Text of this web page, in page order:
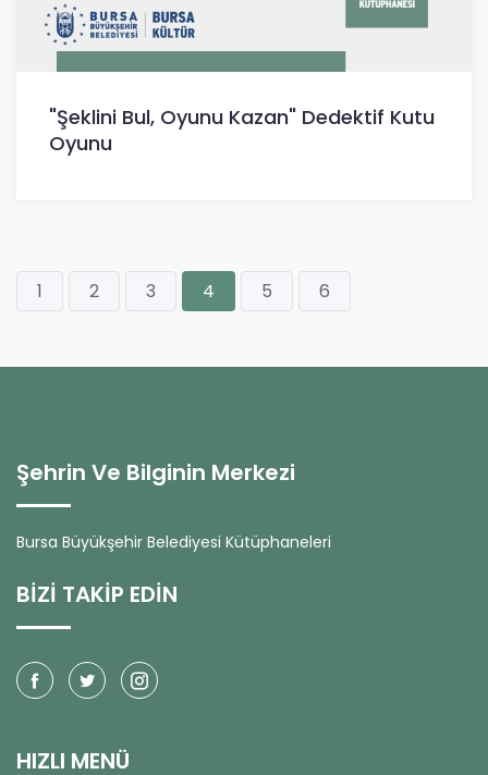
"Şeklini Bul, Oyunu Kazan" Dedektif Kutu
Oyunu
1 2 3 4 5 6
Şehrin Ve Bilginin Merkezi
Bursa Büyükşehir Belediyesi Kütüphaneleri
BİZİ TAKİP EDİN
HIZLI MENÜ